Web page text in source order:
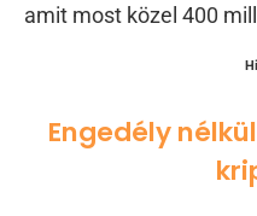
amit most közel 400
Engedély